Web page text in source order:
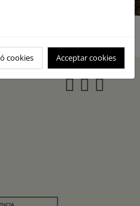
cookies Acceptar cookies